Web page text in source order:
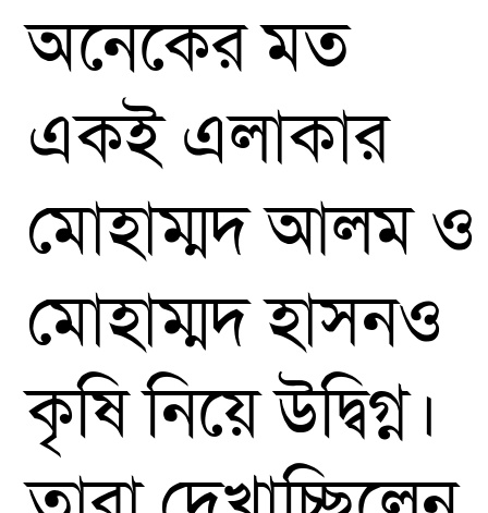
অনেকের মত
একই এলাকার
মোহাম্মদ আলম ও
মোহাম্মদ হাসনও
কৃষি নিয়ে উদ্বিগ্ন।